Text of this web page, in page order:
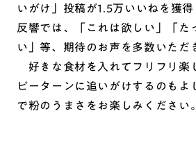
いがけ」投稿が1.5万いいねを獲
反響では、「これは欲しい」「た
い」等、期待のお声を多数いただ
好きな食材を入れてフリフリ楽
ピーターンに追いがけするのもよ
で粉のうまさをお楽しみください。